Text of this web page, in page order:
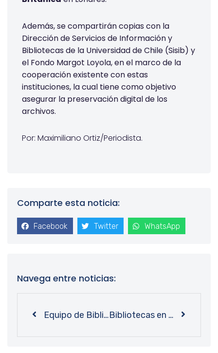
Además, se compartirán copias con la
Dirección de Servicios de Información y
Bibliotecas de la Universidad de Chile (Sisib) y
el Fondo Margot Loyola, en el marco de la
cooperación existente con estas
instituciones, la cual tiene como objetivo
asegurar la preservación digital de los
archivos.
Por: Maximiliano Ortiz/Periodista.
Comparte esta noticia:
Facebook Twitter WhatsApp
Navega entre noticias:
Equipo de Bibliotecas UdeC presentó propuesta de su nuevo Plan de Desarrollo Estratégico en Chillán y Los Ángeles Bibliotecas en código abierto: UdeC reúne en Santiago a universidades para abordar uso de nueva plataforma de gestión bibliográfica